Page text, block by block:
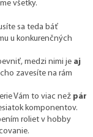
všetky.
sa teda báť
u konkurenčných
medzi nimi je aj
zavesíte na rám
Vám to viac než pár
komponentov.
roliet v hobby